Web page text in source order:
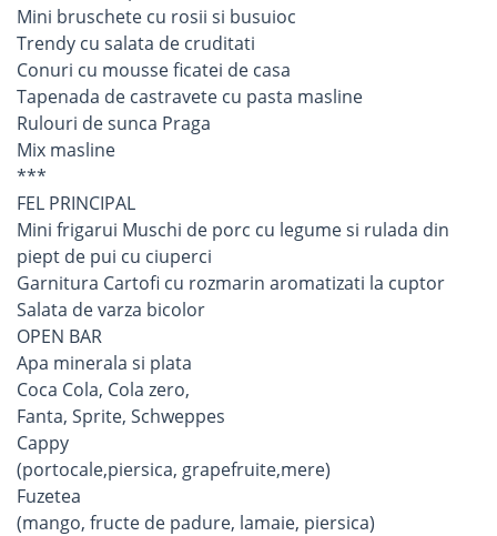
Mini bruschete cu rosii si busuioc
Trendy cu salata de cruditati
Conuri cu mousse ficatei de casa
Tapenada de castravete cu pasta masline
Rulouri de sunca Praga
Mix masline
***
FEL PRINCIPAL
Mini frigarui Muschi de porc cu legume si rulada din
piept de pui cu ciuperci
Garnitura Cartofi cu rozmarin aromatizati la cuptor
Salata de varza bicolor
OPEN BAR
Apa minerala si plata
Coca Cola, Cola zero,
Fanta, Sprite, Schweppes
Cappy
(portocale,piersica, grapefruite,mere)
Fuzetea
(mango, fructe de padure, lamaie, piersica)